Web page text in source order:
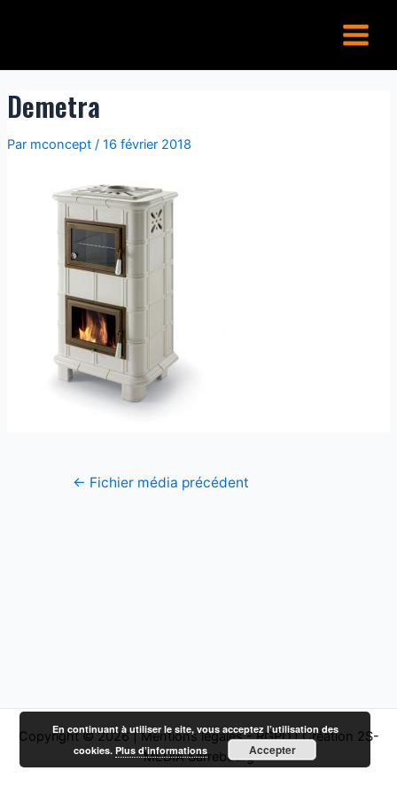
Menu
Demetra
Par mconcept / 16 février 2018
← Fichier média précédent
Copyright © 2026 |Mentions légales - RGPD|Création 2S-
MEDIA Sarrebourg
En continuant à utiliser le site, vous acceptez l’utilisation des
cookies.Plus d’informations Accepter